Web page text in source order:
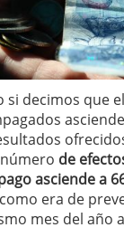
si decimos que
de
asciende a
era de
mes del año